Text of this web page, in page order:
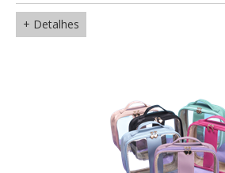
+ Detalhes